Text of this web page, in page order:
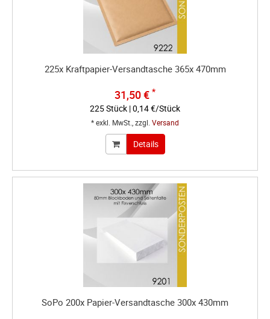
225x Kraftpapier-Versandtasche 365x 470mm
31,50 € *
225 Stück | 0,14 €/Stück
* exkl. MwSt., zzgl. Versand
Details
SoPo 200x Papier-Versandtasche 300x 430mm